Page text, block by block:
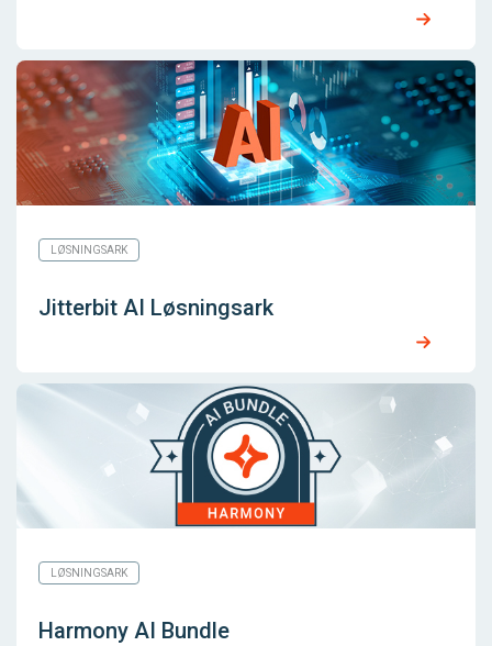
LØSNINGSARK
Jitterbit AI Løsningsark
LØSNINGSARK
Harmony AI Bundle